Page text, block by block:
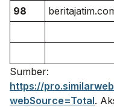
98
Sumber:
https://
webSource=Total.